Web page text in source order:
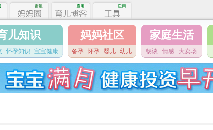
儿知识
怀孕知识 宝宝健康
妈妈社区
备孕 怀孕 婴儿 幼儿
家庭生活
畅谈 情感 大卖场